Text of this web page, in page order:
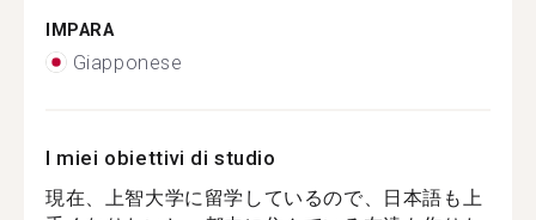
IMPARA
Giapponese
I miei obiettivi di studio
現在、上智大学に留学しているので、日本語も上